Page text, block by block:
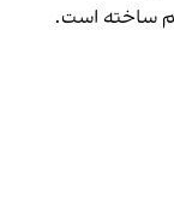
ساخته است.